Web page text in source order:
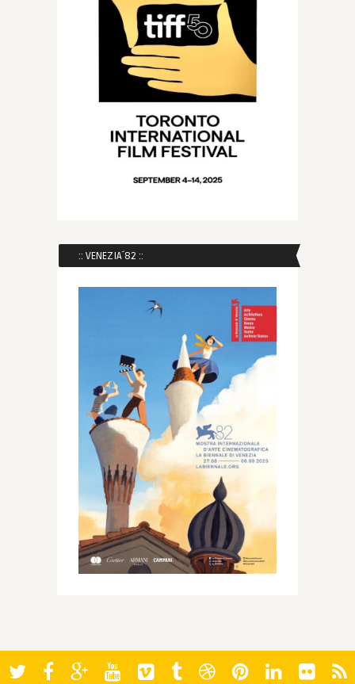
:: VENEZIA´82 ::